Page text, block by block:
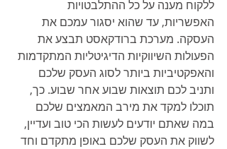
ללקוח מענה על כל ההתלבטויות
האפשריות, עד שהוא יסגור עמכם את
העסקה. מערכת ברודקאסט תבצע את
הפעולות השיווקיות הדיגיטליות המתקדמות
והאפקטיביות ביותר לסוג העסק שלכם
ותניב לכם תוצאות שבוע אחר שבוע. כך,
תוכלו למקד את מירב המאמצים שלכם
במה שאתם יודעים לעשות הכי טוב ועדיין,
לשווק את העסק שלכם באופן מתקדם וחד